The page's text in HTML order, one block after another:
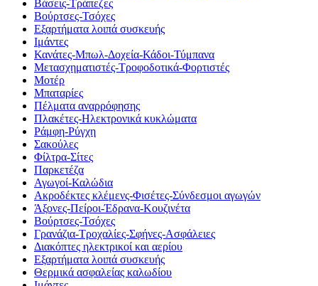
Βάσεις-Τράπεζες
Βούρτσες-Τσόχες
Εξαρτήματα λοιπά συσκευής
Ιμάντες
Κανάτες-Μπωλ-Δοχεία-Κάδοι-Τύμπανα
Μετασχηματιστές-Τροφοδοτικά-Φορτιστές
Μοτέρ
Μπαταρίες
Πέλματα αναρρόφησης
Πλακέτες-Ηλεκτρονικά κυκλώματα
Ράμφη-Ρύγχη
Σακούλες
Φίλτρα-Σίτες
Παρκετέζα
Αγωγοί-Καλώδια
Ακροδέκτες κλέμενς-Φισέτες-Σύνδεσμοι αγωγών
Άξονες-Πείροι-Έδρανα-Κουζινέτα
Βούρτσες-Τσόχες
Γρανάζια-Τροχαλίες-Σφήνες-Ασφάλειες
Διακόπτες ηλεκτρικοί και αερίου
Εξαρτήματα λοιπά συσκευής
Θερμικά ασφαλείας καλωδίου